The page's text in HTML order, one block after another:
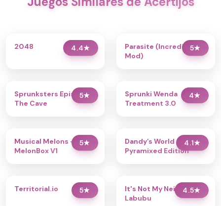
4.4★
2048 5★
Parasite (Incredibox
Mod)
5★
Sprunksters Episode 2:
The Cave
4★
Sprunki Wenda
Treatment 3.0
5★
Musical Melons –
MelonBox V1
4.1★
Dandy’s World
Pyramixed Edition
5★
Territorial.io 4.5★
It's Not My Neighbor:
Labubu